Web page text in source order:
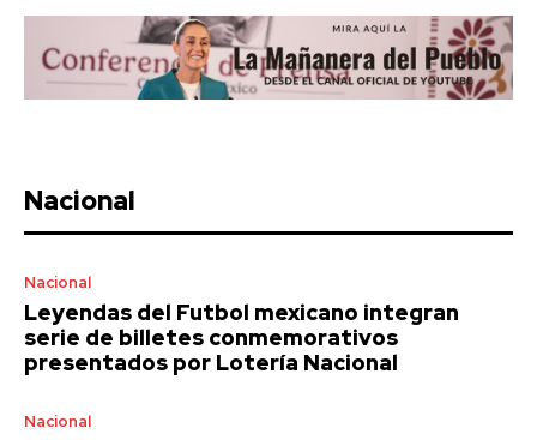
Nacional
Nacional
Leyendas del Futbol mexicano integran
serie de billetes conmemorativos
presentados por Lotería Nacional
Nacional